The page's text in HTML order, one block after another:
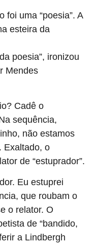
foi uma “poesia”. A
esteira da
poesia”, ironizou
Mendes
Cadê o
sequência,
não estamos
Exaltado, o
de “estuprador”.
Eu estuprei
que roubam o
o relator. O
de “bandido,
a Lindbergh